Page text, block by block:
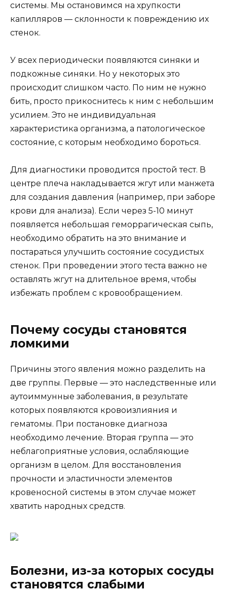
системы. Мы остановимся на хрупкости
капилляров — склонности к повреждению их
стенок.
У всех периодически появляются синяки и
подкожные синяки. Но у некоторых это
происходит слишком часто. По ним не нужно
бить, просто прикоснитесь к ним с небольшим
усилием. Это не индивидуальная
характеристика организма, а патологическое
состояние, с которым необходимо бороться.
Для диагностики проводится простой тест. В
центре плеча накладывается жгут или манжета
для создания давления (например, при заборе
крови для анализа). Если через 5-10 минут
появляется небольшая геморрагическая сыпь,
необходимо обратить на это внимание и
постараться улучшить состояние сосудистых
стенок. При проведении этого теста важно не
оставлять жгут на длительное время, чтобы
избежать проблем с кровообращением.
Почему сосуды становятся
ломкими
Причины этого явления можно разделить на
две группы. Первые — это наследственные или
аутоиммунные заболевания, в результате
которых появляются кровоизлияния и
гематомы. При постановке диагноза
необходимо лечение. Вторая группа — это
неблагоприятные условия, ослабляющие
организм в целом. Для восстановления
прочности и эластичности элементов
кровеносной системы в этом случае может
хватить народных средств.
Болезни, из-за которых сосуды
становятся слабыми